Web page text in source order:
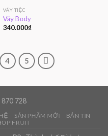
VÁY TIỆC
Váy Body
340.000₫
4 5
728
SẢN PHẨM MỚI
BẢN TIN
FRUIT